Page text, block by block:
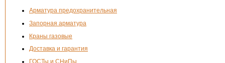
Арматура предохранительная
Запорная арматура
Краны газовые
Доставка и гарантия
ГОСТы и СНиПы